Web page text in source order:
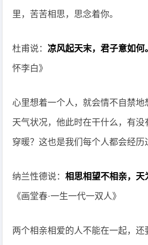
里，苦苦相思，思念着你。
杜甫说：凉风起天末，君子意如何
怀李白》
心里想着一个人，就会情不自禁地
天气状况，他此时在干什么，有没
穿暖？这也是我们每个人都会经历
纳兰性德说：相思相望不相亲，天
《画堂春·一生一代一双人》
两个相亲相爱的人不能在一起，还